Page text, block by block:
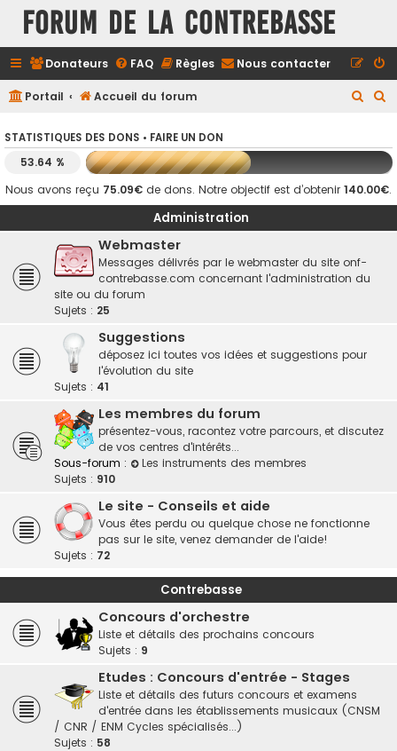
FORUM DE LA CONTREBASSE
Donateurs FAQ Règles Nous contacter
Portail Accueil du forum
h
e
c
e
c
e
STATISTIQUES DES DONS • FAIRE UN DON
53.64 %
Nous avons reçu 75.09€ de dons. Notre objectif est d’obtenir 140.00€.
Administration
Webmaster
Messages délivrés par le webmaster du site onf-
contrebasse.com concernant l'administration du
site ou du forum
Sujets : 25
Suggestions
déposez ici toutes vos idées et suggestions pour
l'évolution du site
Sujets : 41
Les membres du forum
présentez-vous, racontez votre parcours, et discutez
de vos centres d'intérêts...
Sous-forum :
Les instruments des membres
Sujets : 910
Le site - Conseils et aide
Vous êtes perdu ou quelque chose ne fonctionne
pas sur le site, venez demander de l'aide!
Sujets : 72
Contrebasse
Concours d'orchestre
Liste et détails des prochains concours
Sujets : 9
Etudes : Concours d'entrée - Stages
Liste et détails des futurs concours et examens
d'entrée dans les établissements musicaux (CNSM
/ CNR / ENM Cycles spécialisés...)
Sujets : 58